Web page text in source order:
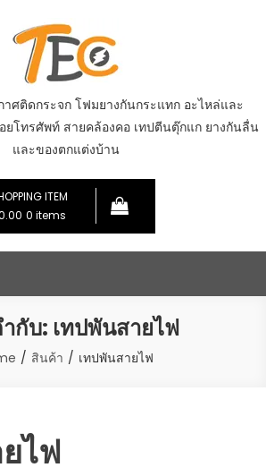
ศติดกระจก โฟมยางกันกระแทก อะไหล่และ
ยโทรศัพท์ สายคล้องคอ เทปตีนตุ๊กแก ยางกันลื่น
และของตกแต่งบ้าน
ITEM
0 items
กับ: เทปพันสายไฟ
สินค้า เทปพันสายไฟ
ไฟ